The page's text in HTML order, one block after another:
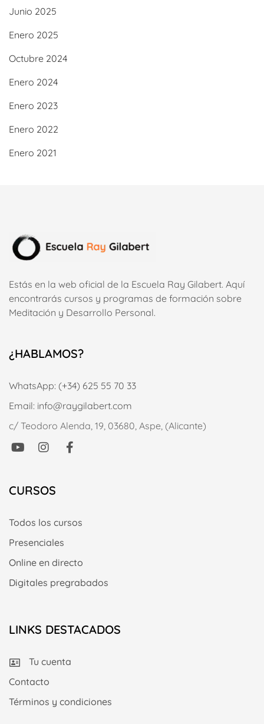
Junio 2025
Enero 2025
Octubre 2024
Enero 2024
Enero 2023
Enero 2022
Enero 2021
Estás en la web oficial de la Escuela Ray Gilabert. Aquí
encontrarás cursos y programas de formación sobre
Meditación y Desarrollo Personal.
¿HABLAMOS?
WhatsApp: (+34) 625 55 70 33
Email: info@raygilabert.com
c/ Teodoro Alenda, 19, 03680, Aspe, (Alicante)
CURSOS
Todos los cursos
Presenciales
Online en directo
Digitales pregrabados
LINKS DESTACADOS
Tu cuenta
Contacto
Términos y condiciones